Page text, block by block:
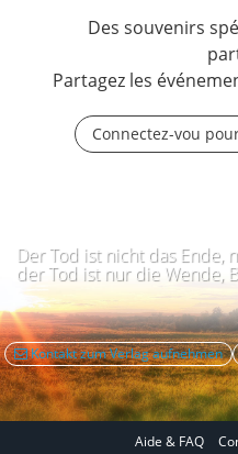
Des souvenirs
Partagez les
Connectez-vou
Der Tod ist nicht das Ende,
der Tod ist nur die Wende,
Kontakt zum Verlag aufnehmen
Aide & FAQ